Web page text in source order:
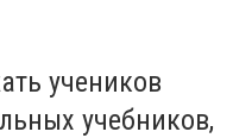
учеников
учебников,